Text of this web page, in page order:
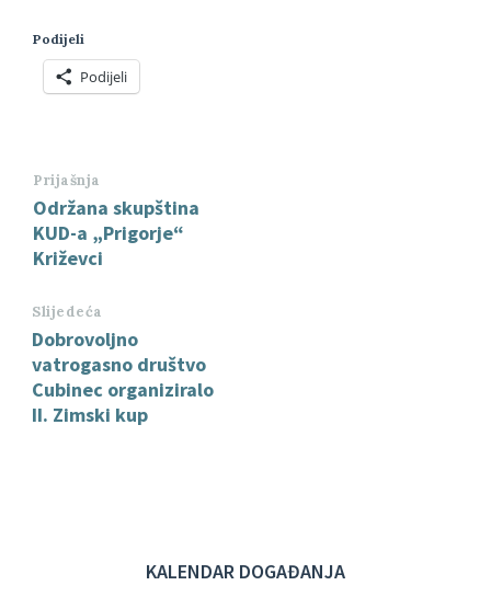
Podijeli
Podijeli
Prijašnja
Održana skupština
KUD-a „Prigorje“
Križevci
Slijedeća
Dobrovoljno
vatrogasno društvo
Cubinec organiziralo
II. Zimski kup
KALENDAR DOGAĐANJA